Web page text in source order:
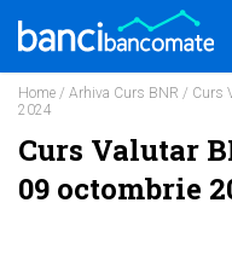
Home / Arhiva Curs BNR / Curs
2024
Curs Valutar
09 octombrie